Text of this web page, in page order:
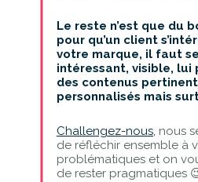
Le reste n’est que du
pour qu’un client
votre marque, il faut
intéressant, visible, lui
des contenus
personnalisés mais
Challengez-nous, nous
de réfléchir ensemble à
problématiques et on
de rester pragmatiques